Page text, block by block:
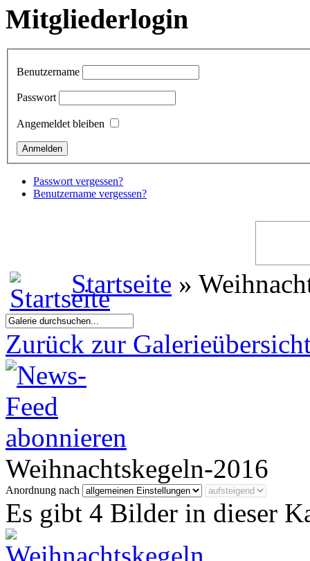
Mitgliederlogin
Benutzername
Passwort
Angemeldet bleiben
Passwort vergessen?
Benutzername vergessen?
Startseite »
Zurück zur
Weihnachtskegeln-2016
Anordnung nach
Es gibt 4 Bilder in dieser